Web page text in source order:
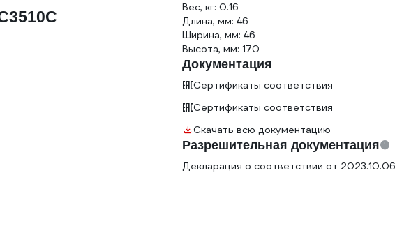
Вес, кг: 0.16
Длина, мм: 46
Ширина, мм: 46
Высота, мм: 170
Документация
Сертификаты соответствия
Сертификаты соответствия
Скачать всю документацию
Разрешительная документация
Декларация о соответствии от 2023.10.06